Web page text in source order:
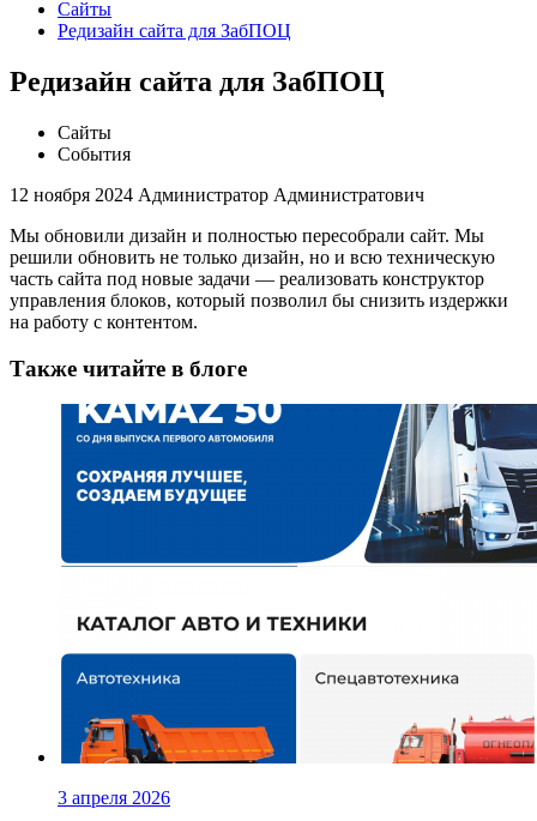
Сайты
Редизайн сайта для ЗабПОЦ
Редизайн сайта для ЗабПОЦ
Сайты
События
12 ноября 2024 Администратор Администратович
Мы обновили дизайн и полностью пересобрали сайт. Мы
решили обновить не только дизайн, но и всю техническую
часть сайта под новые задачи — реализовать конструктор
управления блоков, который позволил бы снизить издержки
на работу с контентом.
Также читайте в блоге
3 апреля 2026